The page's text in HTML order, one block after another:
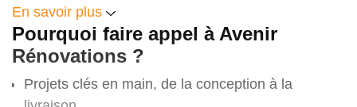
7 000 à 12 000 €
Salle de bains haut de gamme ou PMR
Une esthétique personnalisée
Carrelages grands formats, finitions mates ou
brillantes, meubles design, miroirs rétroéclairés…
Nous adaptons le style à vos goûts.
En savoir plus
Pourquoi faire appel à Avenir
Rénovations ?
Projets clés en main, de la conception à la